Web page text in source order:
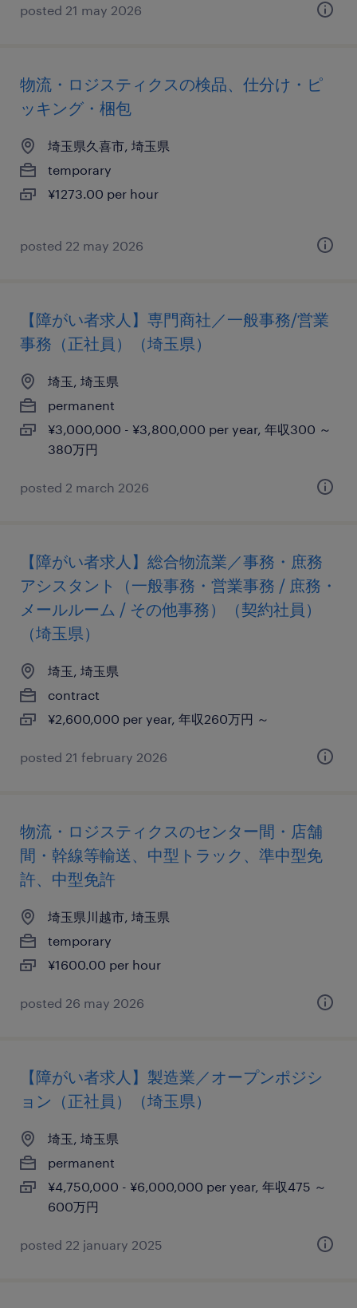
posted 21 may 2026
物流・ロジスティクスの検品、仕分け・ピ
ッキング・梱包
埼玉県久喜市, 埼玉県
temporary
¥1273.00 per hour
posted 22 may 2026
【障がい者求人】専門商社／一般事務/営業
事務（正社員）（埼玉県）
埼玉, 埼玉県
permanent
¥3,000,000 - ¥3,800,000 per year, 年収300 ～
380万円
posted 2 march 2026
【障がい者求人】総合物流業／事務・庶務
アシスタント（一般事務・営業事務 / 庶務・
メールルーム / その他事務）（契約社員）
（埼玉県）
埼玉, 埼玉県
contract
¥2,600,000 per year, 年収260万円 ～
posted 21 february 2026
物流・ロジスティクスのセンター間・店舗
間・幹線等輸送、中型トラック、準中型免
許、中型免許
埼玉県川越市, 埼玉県
temporary
¥1600.00 per hour
posted 26 may 2026
【障がい者求人】製造業／オープンポジシ
ョン（正社員）（埼玉県）
埼玉, 埼玉県
permanent
¥4,750,000 - ¥6,000,000 per year, 年収475 ～
600万円
posted 22 january 2025